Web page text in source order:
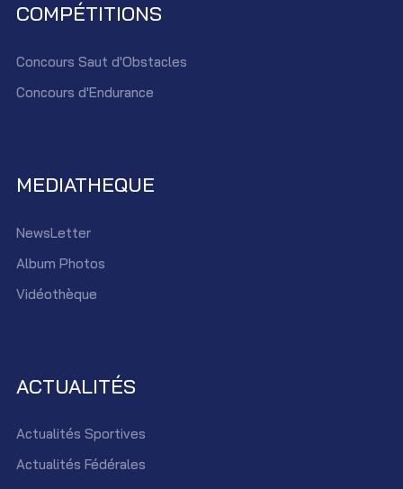
COMPÉTITIONS
Concours Saut d'Obstacles
Concours d'Endurance
MEDIATHEQUE
NewsLetter
Album Photos
Vidéothèque
ACTUALITÉS
Actualités Sportives
Actualités Fédérales